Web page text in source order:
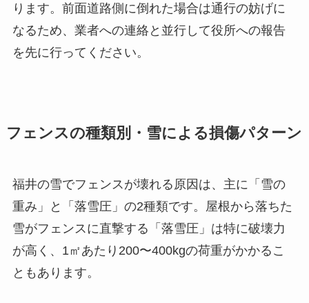
ります。前面道路側に倒れた場合は通行の妨げに
なるため、業者への連絡と並行して役所への報告
を先に行ってください。
フェンスの種類別・雪による損傷パターン
福井の雪でフェンスが壊れる原因は、主に「雪の
重み」と「落雪圧」の2種類です。屋根から落ちた
雪がフェンスに直撃する「落雪圧」は特に破壊力
が高く、1㎡あたり200〜400kgの荷重がかかるこ
ともあります。